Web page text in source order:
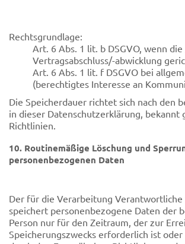
Rechtsgrundlage:
Art. 6 Abs. 1 lit. b DSGVO, wenn
Vertragsabschluss/-abwicklung
Art. 6 Abs. 1 lit. f DSGVO bei
(berechtigtes Interesse an
Die Speicherdauer richtet sich nach den
in dieser Datenschutzerklärung, bekannt
Richtlinien.
10. Routinemäßige Löschung und
personenbezogenen Daten
Der für die Verarbeitung
speichert personenbezogene Daten der
Person nur für den Zeitraum, der zur
Speicherungszwecks erforderlich ist